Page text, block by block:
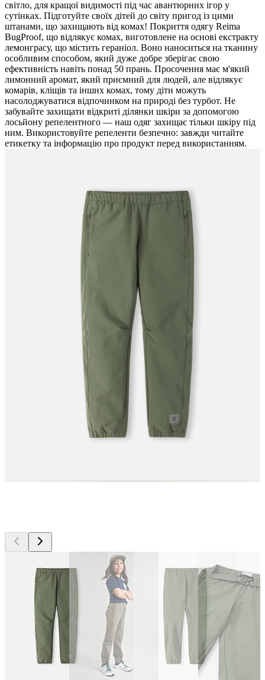
світло, для кращої видимості під час авантюрних ігор у
сутінках. Підготуйте своїх дітей до світу пригод із цими
штанами, що захищають від комах! Покриття одягу Reima
BugProof, що відлякує комах, виготовлене на основі екстракту
лемонграсу, що містить гераніол. Воно наноситься на тканину
особливим способом, який дуже добре зберігає свою
ефективність навіть понад 50 прань. Просочення має м'який
лимонний аромат, який приємний для людей, але відлякує
комарів, кліщів та інших комах, тому діти можуть
насолоджуватися відпочинком на природі без турбот. Не
забувайте захищати відкриті ділянки шкіри за допомогою
лосьйону репелентного — наш одяг захищає тільки шкіру під
ним. Використовуйте репеленти безпечно: завжди читайте
етикетку та інформацію про продукт перед використанням.